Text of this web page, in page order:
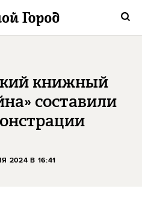
книжный
составили
2024 В 16:41